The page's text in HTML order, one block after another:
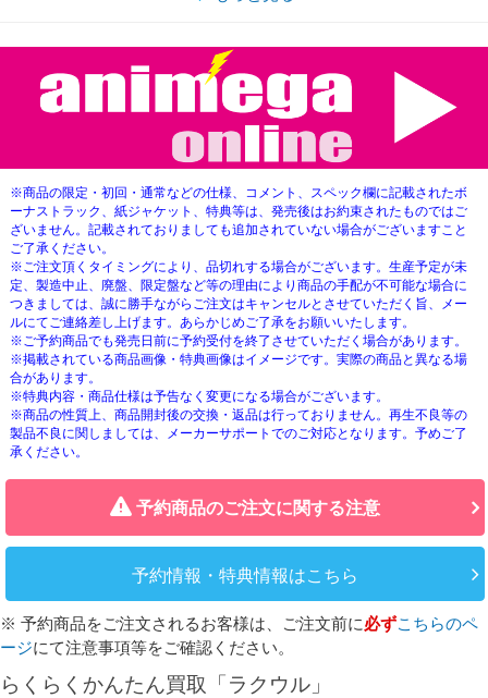
※商品の限定・初回・通常などの仕様、コメント、スペック欄に記載されたボ
ーナストラック、紙ジャケット、特典等は、発売後はお約束されたものではご
ざいません。記載されておりましても追加されていない場合がございますこと
ご了承ください。
※ご注文頂くタイミングにより、品切れする場合がございます。生産予定が未
定、製造中止、廃盤、限定盤など等の理由により商品の手配が不可能な場合に
つきましては、誠に勝手ながらご注文はキャンセルとさせていただく旨、メー
ルにてご連絡差し上げます。あらかじめご了承をお願いいたします。
※ご予約商品でも発売日前に予約受付を終了させていただく場合があります。
※掲載されている商品画像・特典画像はイメージです。実際の商品と異なる場
合があります。
※特典内容・商品仕様は予告なく変更になる場合がございます。
※商品の性質上、商品開封後の交換・返品は行っておりません。再生不良等の
製品不良に関しましては、メーカーサポートでのご対応となります。予めご了
承ください。
予約商品のご注文に関する注意
予約情報・特典情報はこちら
※ 予約商品をご注文されるお客様は、ご注文前に必ずこちらのペ
ージにて注意事項等をご確認ください。
らくらくかんたん買取「ラクウル」